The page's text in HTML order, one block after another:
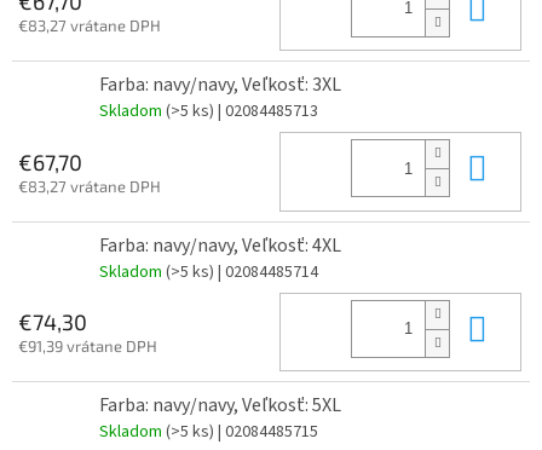
€83,27 vrátane DPH
Farba: navy/navy, Veľkosť: 3XL
Skladom (>5 ks) | 02084485713
€67,70
€83,27 vrátane DPH
Farba: navy/navy, Veľkosť: 4XL
Skladom (>5 ks) | 02084485714
€74,30
€91,39 vrátane DPH
Farba: navy/navy, Veľkosť: 5XL
Skladom (>5 ks) | 02084485715